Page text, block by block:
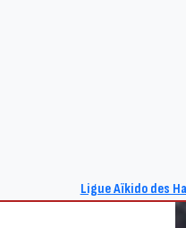
Ligue Aïkido des